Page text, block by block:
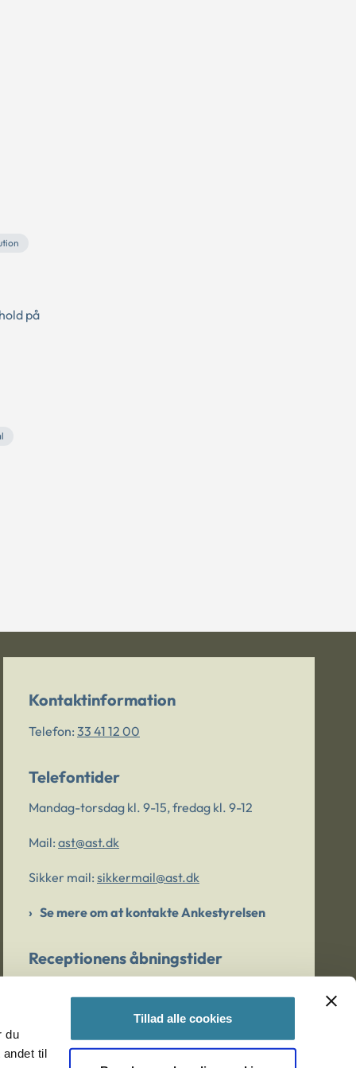
du
til
Tillad alle cookies
på
Kontaktinformation
Telefon: 33 41 12 00
Telefontider
Mandag-torsdag kl. 9-15, fredag kl. 9-12
Mail: ast@ast.dk
Sikker mail: sikkermail@ast.dk
Se mere om at kontakte Ankestyrelsen
Receptionens åbningstider
Er du bekymret for et barn/en ung?